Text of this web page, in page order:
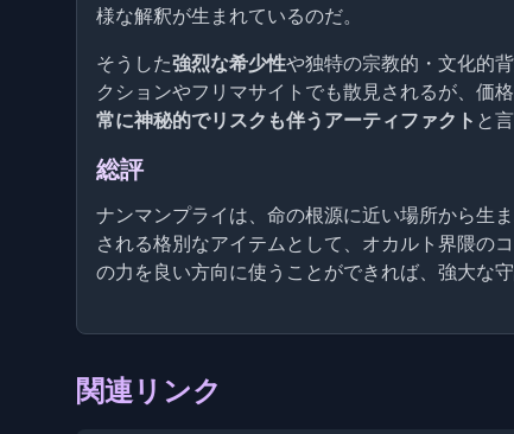
様な解釈が生まれているのだ。
そうした強烈な希少性や独特の宗教的・文化的
クションやフリマサイトでも散見されるが、価
常に神秘的でリスクも伴うアーティファクト と
総評
ナンマンプライは、命の根源に近い場所から生
される格別なアイテムとして、オカルト界隈の
の力を良い方向に使うことができれば、強大な
関連リンク